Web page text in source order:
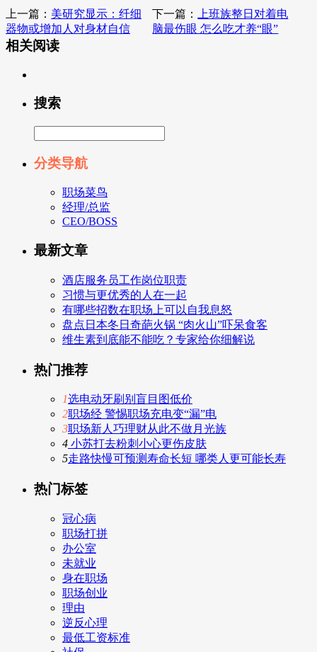
上一篇： 美研究显示：纤细
器物或增加人对身材自信
下一篇：
上班族整日对着电
脑最伤眼 怎么吃才养“眼”
相关阅读
搜索
分类导航
职场菜鸟
经理/总监
CEO/BOSS
最新文章
酒店服务员工作岗位职责
习惯与更优秀的人在一起
有哪些招数在职场上可以自我息怒
盘点日本冬日奇葩火锅 “肉火山”吓呆食客
维生素到底能不能吃？专家给你细解说
热门推荐
1选电动牙刷别盲目图低价
2职场经 警惕职场充电变“漏”电
3职场新人巧理财从此不做月光族
4 小苏打去粉刺小心更伤皮肤
5走路快慢可预测寿命长短 哪类人更可能长寿
热门标签
冠心病
职场打拼
办公室
未就业
身在职场
职场创业
理由
逆反心理
最低工资标准